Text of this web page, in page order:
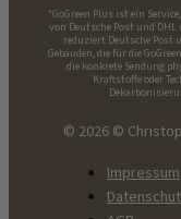
*GoGreen Plus ist ein
von Deutsche Post und
reduziert Deutsche Post
Gebäuden, die für die
die konkrete Sendung
Kraftstoffe oder
© 2026 ©
Impressum